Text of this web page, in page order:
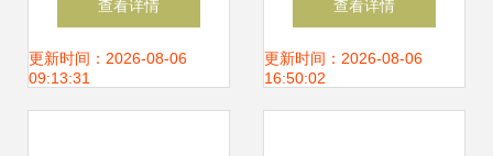
查看详情
更新时间：2026-08-06
09:13:31
集成服务商的制胜
查看详情
更新时间：2026-08-06
16:50:02